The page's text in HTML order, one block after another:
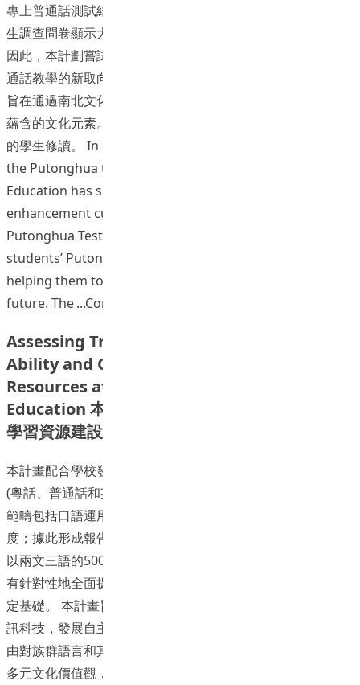
專上普通話測試結果顯示入學新生的普通話水平逐年提高。學
生調查問卷顯示大部分學生平均學習普通話的時間長達九年。
因此，本計劃嘗試走出傳統的語音和口語教學的囹圄，探討普
通話教學的新取向-從文化及語用的視角學習普通話。 本計劃
旨在通過南北文化的多方面的對比，幫助學生瞭解語言背後所
蘊含的文化元素。課程供修畢初階和進階普通話，或水平相若
的學生修讀。 In response to the New Language Policy,
the Putonghua team of Centre for Language in
Education has successfully developed new Putonghua
enhancement curriculum and corresponding Tertiary
Putonghua Test (TPT). TPT aims at diagnosing the
students’ Putonghua proficiency at their entry and
helping them to set reasonable learning goals in the
future. The
Continue reading
Assessing Trilingual Speaking Language
Ability and Constructing Learning
Resources at Hong Kong Institute of
Education 本校學生兩文三語之口語能力評估及
學習資源建設計畫
本計畫配合學校發展目標，評估不同語言背景在校生兩文三語
(粵話、普通話和英話 ) 之口語的即時傳意能力，認定層級、
範疇包括口語運用的有效程度、規範程度、熟練程度和自然程
度；據此形成報告，為學校語言發展調適提供參考依據；同時
以兩文三語的500個口語句為基礎，初步建設學習資源樣板，
有針對性地全面提升學生兩交三語能力，為日後旳全面推廣奠
定基礎。 本計畫旨在建設新型學習資源，引導學習者善用資
訊科技，發展自主學習，全面有效提升兩文三語能力。同時藉
由對族群語言和其他語言、文化的體認，擴展國際視野，發展
多元文化價值觀，激發人文關懷，引導創新思維，培養跨文化